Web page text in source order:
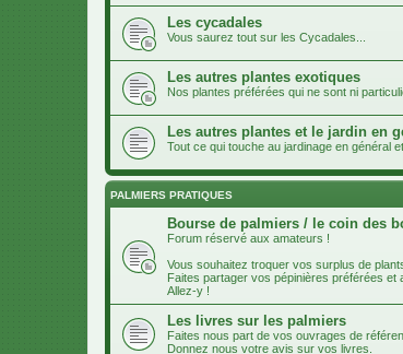
Les cycadales
Vous saurez tout sur les Cycadales...
Les autres plantes exotiques
Nos plantes préférées qui ne sont ni
Les autres plantes et le jardin en
Tout ce qui touche au jardinage en général
PALMIERS PRATIQUES
Bourse de palmiers / le coin des
Forum réservé aux amateurs !
Vous souhaitez troquer vos surplus de
Faites partager vos pépinières préférées
Allez-y !
Les livres sur les palmiers
Faites nous part de vos ouvrages de
Donnez nous votre avis sur vos livres.